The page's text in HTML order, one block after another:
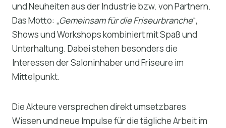
und Neuheiten aus der Industrie bzw. von Partnern.
Das Motto: „Gemeinsam für die Friseurbranche“,
Shows und Workshops kombiniert mit Spaß und
Unterhaltung. Dabei stehen besonders die
Interessen der Saloninhaber und Friseure im
Mittelpunkt.
Die Akteure versprechen direkt umsetzbares
Wissen und neue Impulse für die tägliche Arbeit im